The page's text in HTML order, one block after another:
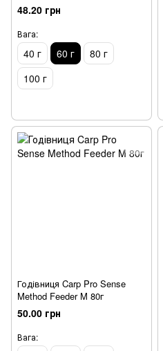
48.20 грн
Вага:
40 г 60 г
80 г
100 г
Годівниця Carp Pro Sense
Method Feeder M 80г
50.00 грн
Вага: